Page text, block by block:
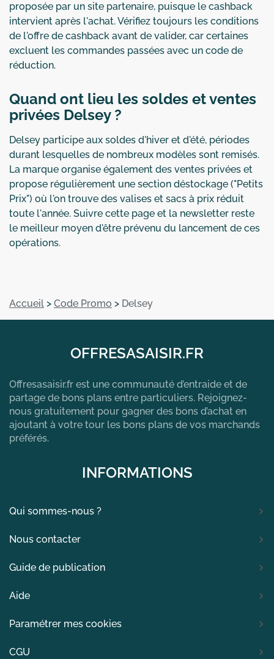
proposée par un site partenaire, puisque le cashback
intervient après l'achat. Vérifiez toujours les conditions
de l'offre de cashback avant de valider, car certaines
excluent les commandes passées avec un code de
réduction.
Quand ont lieu les soldes et ventes
privées Delsey ?
Delsey participe aux soldes d'hiver et d'été, périodes
durant lesquelles de nombreux modèles sont remisés.
La marque organise également des ventes privées et
propose régulièrement une section déstockage ("Petits
Prix") où l'on trouve des valises et sacs à prix réduit
toute l'année. Suivre cette page et la newsletter reste
le meilleur moyen d'être prévenu du lancement de ces
opérations.
Accueil > Code Promo > Delsey
OFFRESASAISIR.FR
Offresasaisir.fr est une communauté d’entraide et de
partage de bons plans entre particuliers. Rejoignez-
nous gratuitement pour gagner des bons d’achat en
ajoutant à votre tour les bons plans de vos marchands
préférés.
INFORMATIONS
Qui sommes-nous ?
Nous contacter
Guide de publication
Aide
Paramétrer mes cookies
CGU